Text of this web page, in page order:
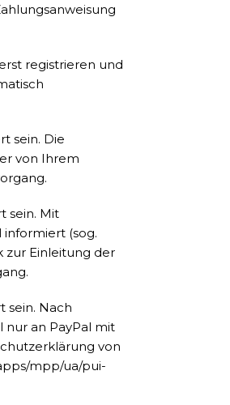
registrieren und
sein. Die
von Ihrem
sein. Mit
(sog.
zur Einleitung der
sein. Nach
nur an PayPal mit
von
mpp/ua/pui-